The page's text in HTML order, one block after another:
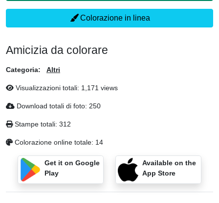
Colorazione in linea
Amicizia da colorare
Categoria: Altri
Visualizzazioni totali: 1,171 views
Download totali di foto: 250
Stampe totali: 312
Colorazione online totale: 14
Get it on Google
Play
Available on the
App Store